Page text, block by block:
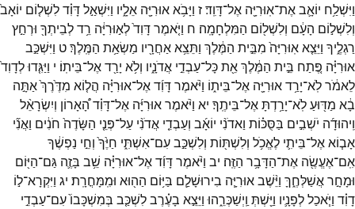
וַיִּשְׁלַ֥ח יוֹאָ֛באֶת־אֽוּרִיָּ֖ה אֶל־דָּוִֽד׃ז וַיָּבֹ֥אאוּרִיָּ֖ה אֵלָ֑יו וַיִּשְׁאַ֣לדָּוִ֗דלִשְׁל֤וֹם יוֹאָב֙
וְלִשְׁל֣וֹם הָעָ֔ם וְלִשְׁל֖וֹם הַמִּלְחָמָֽה׃ ח וַיֹּ֤אמֶרדָּוִד֙לְא֣וּרִיָּ֔ה רֵ֥דלְבֵיתְךָ֖ וּרְחַ֣ץ
רַגְלֶ֑יךָ וַיֵּצֵ֤אאֽוּרִיָּה֙ מִבֵּ֣ית הַמֶּ֔לֶךְ וַתֵּצֵ֥אאַחֲרָ֖יו מַשְׂאַ֥ת הַמֶּֽלֶךְ׃ט וַיִּשְׁכַּ֣ב
אוּרִיָּ֗ה פֶּ֚תַח בֵּ֣ית הַמֶּ֔לֶךְאֵ֖תכָּל־עַבְדֵ֣י אֲדֹנָ֑יו וְלֹ֥א יָרַ֖דאֶל־בֵּיתֽוֹ׃ י וַיַּגִּ֤דוּלְדָוִד֙
לֵאמֹ֔רלֹֽא־יָרַ֥דאוּרִיָּ֖ה אֶל־בֵּית֑וֹ וַיֹּ֨אמֶרדָּוִ֜דאֶל־אוּרִיָּ֗ה הֲל֤וֹא מִדֶּ֙רֶךְ֙אַתָּ֣ה
בָ֔א מַדּ֖וּעַלֹֽא־יָרַ֥דְתָּאֶל־בֵּיתֶֽךָ׃ יא וַיֹּ֨אמֶראוּרִיָּ֜ה אֶל־דָּוִ֗דהָ֠אָרוֹן וְיִשְׂרָאֵ֨ל
וִֽיהוּדָ֜ה יֹשְׁבִ֣ים בַּסֻּכּ֗וֹת וַאדֹנִ֨י יוֹאָ֜ב וְעַבְדֵ֤י אֲדֹנִ֨י עַל־פְּנֵ֤י הַשָּׂדֶה֙ חֹנִ֔ים וַאֲנִ֞י
אָב֧וֹאאֶל־בֵּיתִ֛י לֶאֱכֹ֥ל וְלִשְׁתּ֖וֹת וְלִשְׁכַּ֣בעִם־אִשְׁתִּ֑י חַיֶּ֙ךָ֙ וְחֵ֣י נַפְשֶׁ֔ךָ
אִֽם־אֶעֱשֶׂ֖ה אֶת־הַדָּבָ֥ר הַזֶּֽה׃ יב וַיֹּ֨אמֶרדָּוִ֜דאֶל־אוּרִיָּ֗ה שֵׁ֥ב בָּזֶ֛ה גַּם־הַיּ֖וֹם
וּמָחָ֣ראֲשַׁלְּחֶ֑ךָּ וַיֵּ֨שֶׁבאוּרִיָּ֧ה בִירוּשָׁלִַ֛ם בַּיּ֥וֹם הַה֖וּא וּמִֽמָּחֳרָֽת׃ יג וַיִּקְרָא־ל֣וֹ
דָוִ֗ד וַיֹּ֧אכַללְפָנָ֛יו וַיֵּ֖שְׁתְּ וַֽיְשַׁכְּרֵ֑הוּ וַיֵּצֵ֣א בָעֶ֗רֶבלִשְׁכַּ֤ב בְּמִשְׁכָּבוֹ֙עִם־עַבְדֵ֣י